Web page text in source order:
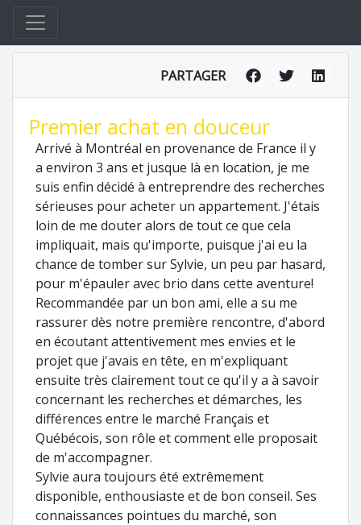
PARTAGER
Premier achat en douceur
Arrivé à Montréal en provenance de France il y
a environ 3 ans et jusque là en location, je me
suis enfin décidé à entreprendre des recherches
sérieuses pour acheter un appartement. J'étais
loin de me douter alors de tout ce que cela
impliquait, mais qu'importe, puisque j'ai eu la
chance de tomber sur Sylvie, un peu par hasard,
pour m'épauler avec brio dans cette aventure!
Recommandée par un bon ami, elle a su me
rassurer dès notre première rencontre, d'abord
en écoutant attentivement mes envies et le
projet que j'avais en tête, en m'expliquant
ensuite très clairement tout ce qu'il y a à savoir
concernant les recherches et démarches, les
différences entre le marché Français et
Québécois, son rôle et comment elle proposait
de m'accompagner.
Sylvie aura toujours été extrêmement
disponible, enthousiaste et de bon conseil. Ses
connaissances pointues du marché, son